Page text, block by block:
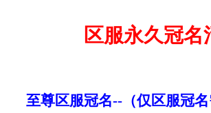
区服永久冠名
至尊区服冠名--（仅区服冠